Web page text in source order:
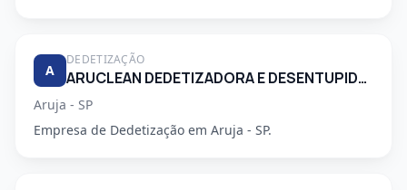
A
DEDETIZAÇÃO
ARUCLEAN DEDETIZADORA E DESENTUPIDORA
Aruja - SP
Empresa de Dedetização em Aruja - SP.